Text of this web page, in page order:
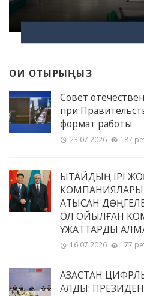
ОҚИ ОТЫРЫҢЫЗ
Совет
при
формат работы
23.07.2026 187
ҚЫТАЙДЫҢ ІРІ
ҚАТЫСҚАН
ҚОЛ ҚОЙЫЛҒАН
ҚҰЖАТТАРДЫ
16.07.2026 177
ҚАЗАҚСТАН
АЛДЫ: